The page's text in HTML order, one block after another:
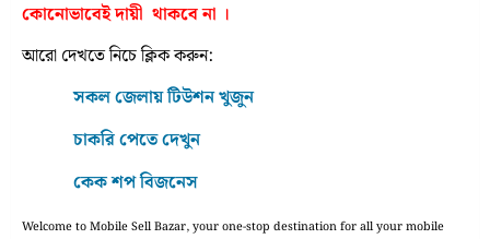
কোনোভাবেই দায়ী থাকবে না ।
আরো দেখতে নিচে ক্লিক করুন:
সকল জেলায় টিউশন খুজুন
চাকরি পেতে দেখুন
কেক শপ বিজনেস
Welcome to Mobile Sell Bazar, your one-stop destination for all your mobile